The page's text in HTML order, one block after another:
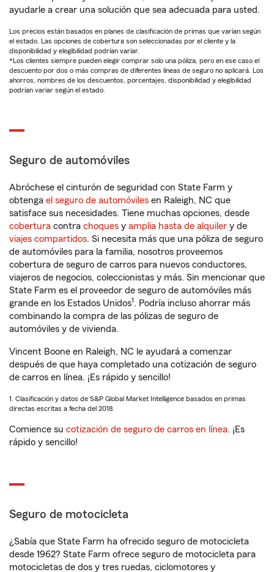
ayudarle a crear una solución que sea adecuada para usted.
Los precios están basados en planes de clasificación de primas que varían según
el estado. Las opciones de cobertura son seleccionadas por el cliente y la
disponibilidad y elegibilidad podrían variar.
*Los clientes siempre pueden elegir comprar solo una póliza, pero en ese caso el
descuento por dos o más compras de diferentes líneas de seguro no aplicará. Los
ahorros, nombres de los descuentos, porcentajes, disponibilidad y elegibilidad
podrían variar según el estado.
Seguro de automóviles
Abróchese el cinturón de seguridad con State Farm y
obtenga el seguro de automóviles en Raleigh, NC que
satisface sus necesidades. Tiene muchas opciones, desde
cobertura contra choques y amplia hasta de alquiler y de
viajes compartidos. Si necesita más que una póliza de seguro
de automóviles para la familia, nosotros proveemos
cobertura de seguro de carros para nuevos conductores,
viajeros de negocios, coleccionistas y más. Sin mencionar que
State Farm es el proveedor de seguro de automóviles más
grande en los Estados Unidos1. Podría incluso ahorrar más
combinando la compra de las pólizas de seguro de
automóviles y de vivienda.
Vincent Boone en Raleigh, NC le ayudará a comenzar
después de que haya completado una cotización de seguro
de carros en línea. ¡Es rápido y sencillo!
1. Clasificación y datos de S&P Global Market Intelligence basados en primas
directas escritas a fecha del 2018.
Comience su cotización de seguro de carros en línea. ¡Es
rápido y sencillo!
Seguro de motocicleta
¿Sabía que State Farm ha ofrecido seguro de motocicleta
desde 1962? State Farm ofrece seguro de motocicleta para
motocicletas de dos y tres ruedas, ciclomotores y